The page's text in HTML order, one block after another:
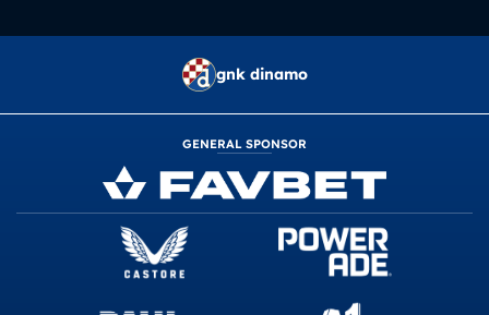
gnk dinamo
GENERAL SPONSOR